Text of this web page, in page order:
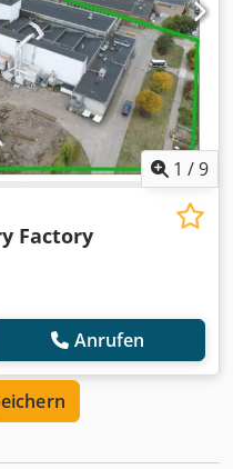
1 /9
Factory
Anrufen